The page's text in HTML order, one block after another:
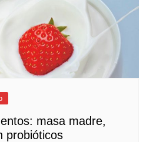
masa madre,
probióticos